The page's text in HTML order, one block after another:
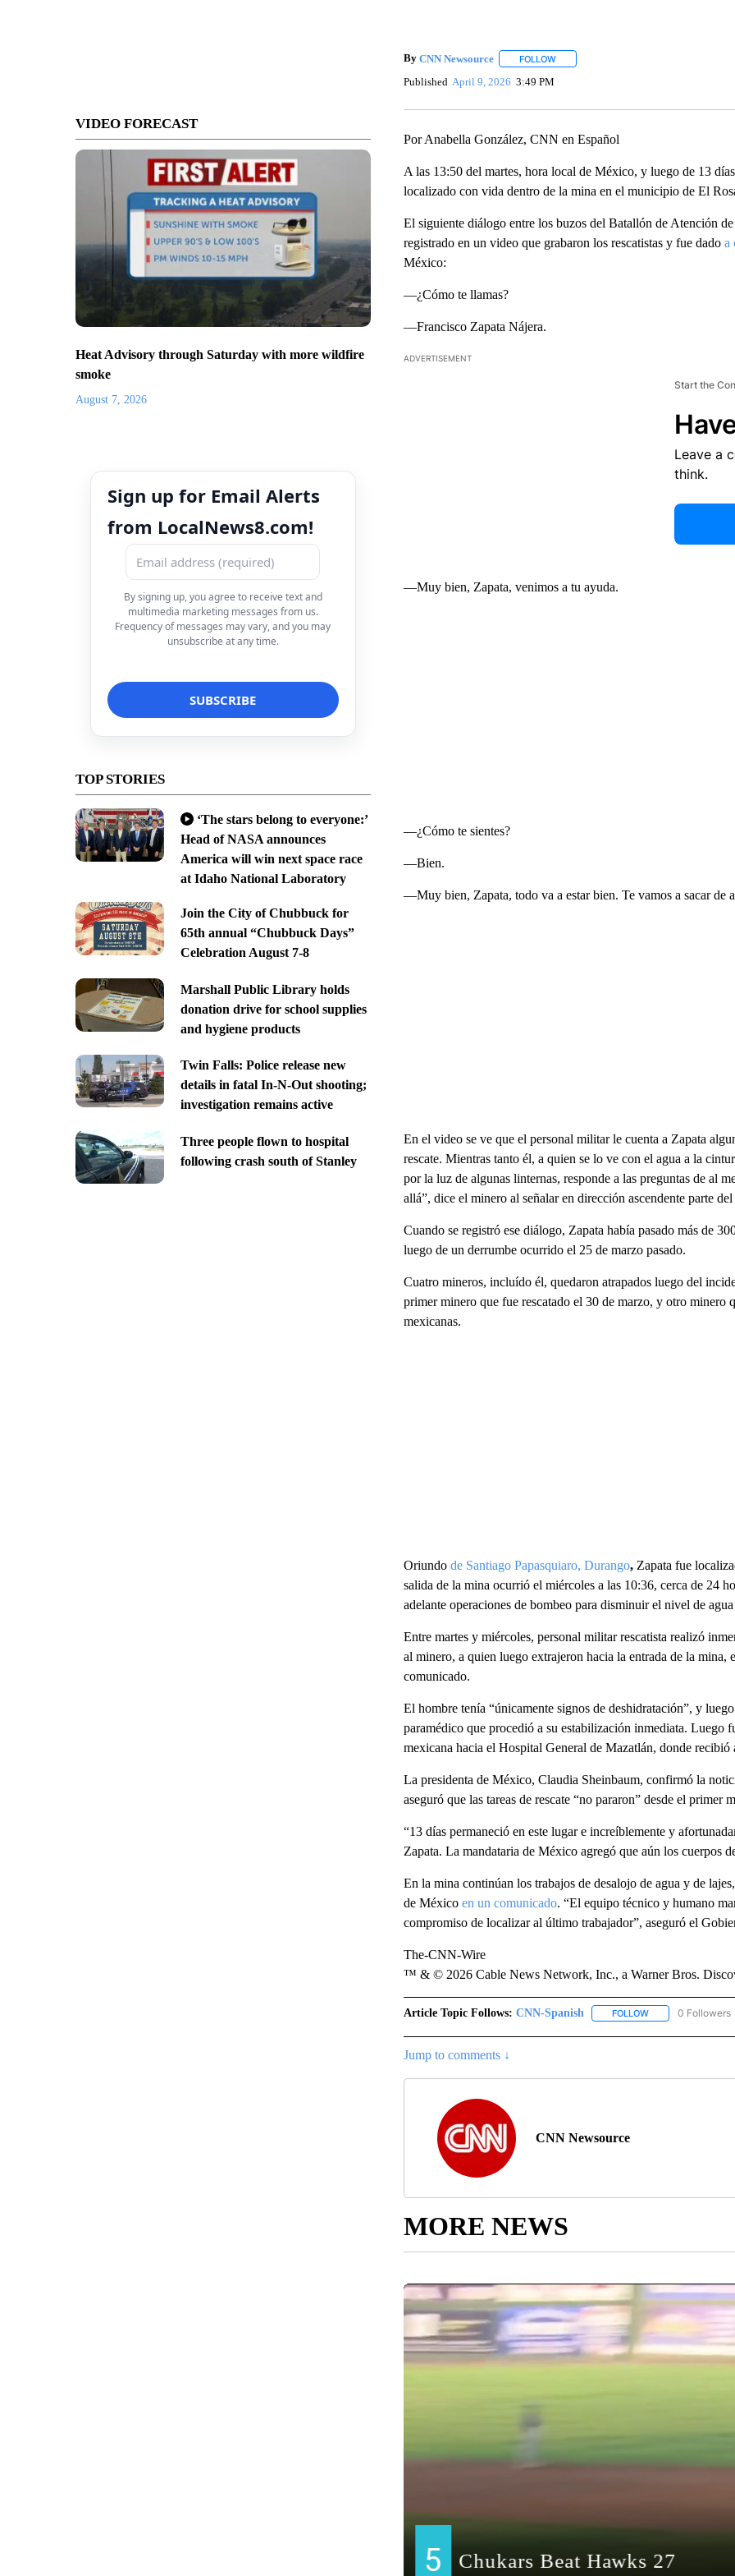
VIDEO FORECAST
Heat Advisory through Saturday with more wildfire
smoke
August 7, 2026
Sign up for Email Alerts
from LocalNews8.com!
By signing up, you agree to receive text and
multimedia marketing messages from us.
Frequency of messages may vary, and you may
unsubscribe at any time.
TOP STORIES
‘The stars belong to everyone:’
Head of NASA announces
America will win next space race
at Idaho National Laboratory
Join the City of Chubbuck for
65th annual “Chubbuck Days”
Celebration August 7-8
Marshall Public Library holds
donation drive for school supplies
and hygiene products
Twin Falls: Police release new
details in fatal In-N-Out shooting;
investigation remains active
Three people flown to hospital
following crash south of Stanley
By CNN Newsource FOLLOWFOLLOW "" TO RECEIVE NOTIFICATIONS
Published April 9, 2026 3:49 PM
Por Anabella González, CNN en Español
A las 13:50 del martes, hora local de México, y luego de 13
localizado con vida dentro de la mina en el municipio de El
El siguiente diálogo entre los buzos del Batallón de Atención
registrado en un video que grabaron los rescatistas y fue dadoa
México:
—¿Cómo te llamas?
—Francisco Zapata Nájera.
ADVERTISEMENT
Start the
Leave a
think.
—Muy bien, Zapata, venimos a tu ayuda.
—¿Cómo te sientes?
—Bien.
—Muy bien, Zapata, todo va a estar bien. Te vamos a sacar de
En el video se ve que el personal militar le cuenta a Zapata
rescate. Mientras tanto él, a quien se lo ve con el agua a la
por la luz de algunas linternas, responde a las preguntas de al
allá”, dice el minero al señalar en dirección ascendente parte
Cuando se registró ese diálogo, Zapata había pasado más de
luego de un derrumbe ocurrido el 25 de marzo pasado.
Cuatro mineros, incluído él, quedaron atrapados luego del
primer minero que fue rescatado el 30 de marzo, y otro minero
mexicanas.
Oriundo de Santiago Papasquiaro, Durango,Zapata fue
salida de la mina ocurrió el miércoles a las 10:36, cerca de 24
adelante operaciones de bombeo para disminuir el nivel de
Entre martes y miércoles, personal militar rescatista realizó
al minero, a quien luego extrajeron hacia la entrada de la
comunicado.
El hombre tenía “únicamente signos de deshidratación”, y
paramédico que procedió a su estabilización inmediata. Luego
mexicana hacia el Hospital General de Mazatlán, donde recibió
La presidenta de México, Claudia Sheinbaum, confirmó la
aseguró que las tareas de rescate “no pararon” desde el primer
“13 días permaneció en este lugar e increíblemente y
Zapata. La mandataria de México agregó que aún los cuerpos
En la mina continúan los trabajos de desalojo de agua y de
de México en un comunicado. “El equipo técnico y humano
compromiso de localizar al último trabajador”, aseguró el
The-CNN-Wire
™ & © 2026 Cable News Network, Inc., a Warner Bros.
Article Topic Follows: CNN-Spanish FOLLOWFOLLOW "CNN-
0 Followers
Jump to comments ↓
CNN Newsource
MORE NEWS